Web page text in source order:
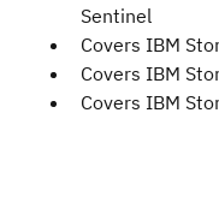
Sentinel
Covers IBM
Covers IBM
Covers IBM